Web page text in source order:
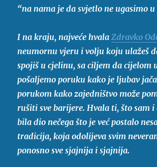
“na nama je da svjetlo ne ugasimo
I na kraju, najveće hvalaZdravko
neumornu vjeru i volju koju ulažeš
spojiš u cjelinu, sa ciljem da cijelom
pošaljemo poruku kako je ljubav
porukom kako zajedništvo može
rušiti sve barijere. Hvala ti, što sam i
bila dio nečega što je već postalo
tradicija, koja odolijeva svim
ponosno sve sjajnija i sjajnija.